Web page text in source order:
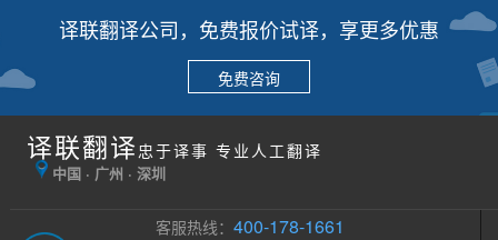
译联翻译公司，免费报价试译，享更多优惠
免费咨询
译联翻译 忠于译事 专业人工翻译
中国 · 广州 · 深圳
客服热线：400-178-1661